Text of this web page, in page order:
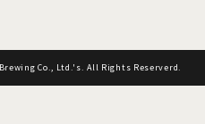
Co., Ltd.'s. All Rights Reserverd.